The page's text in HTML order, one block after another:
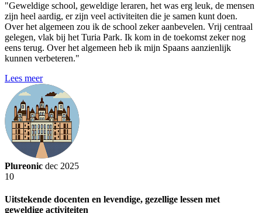
"Geweldige school, geweldige leraren, het was erg leuk, de mensen
zijn heel aardig, er zijn veel activiteiten die je samen kunt doen.
Over het algemeen zou ik de school zeker aanbevelen. Vrij centraal
gelegen, vlak bij het Turia Park. Ik kom in de toekomst zeker nog
eens terug. Over het algemeen heb ik mijn Spaans aanzienlijk
kunnen verbeteren."
Lees meer
Plureonic dec 2025
10
Uitstekende docenten en levendige, gezellige lessen met
geweldige activiteiten